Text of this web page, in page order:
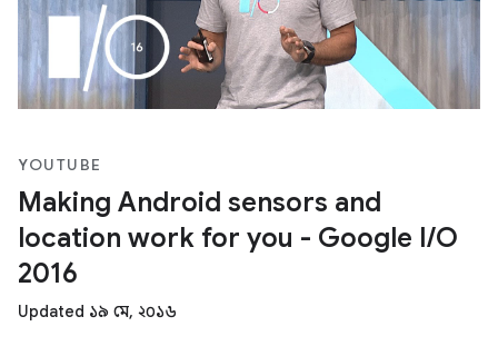
YOUTUBE
Making Android sensors and
location work for you - Google I/O
2016
Updated ১৯ মে, ২০১৬